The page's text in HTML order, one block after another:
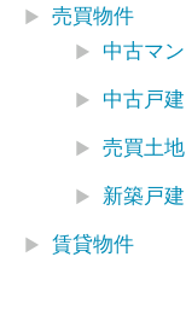
売買物件
中古マ
中古戸建
売買土地
新築戸建
賃貸物件